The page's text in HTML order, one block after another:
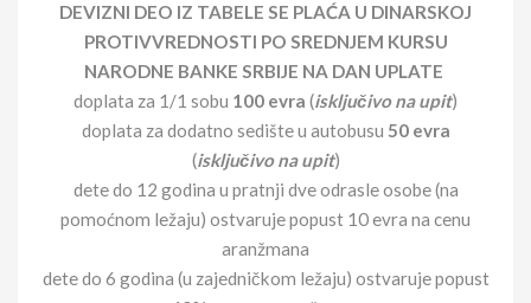
DEVIZNI DEO IZ TABELE SE PLAĆA U DINARSKOJ
PROTIVVREDNOSTI PO SREDNJEM KURSU
NARODNE BANKE SRBIJE NA DAN UPLATE
doplata za 1/1 sobu 100 evra (isključivo na upit)
doplata za dodatno sedište u autobusu 50 evra
(isključivo na upit)
dete do 12 godina u pratnji dve odrasle osobe (na
pomoćnom ležaju) ostvaruje popust 10 evra na cenu
aranžmana
dete do 6 godina (u zajedničkom ležaju) ostvaruje popust